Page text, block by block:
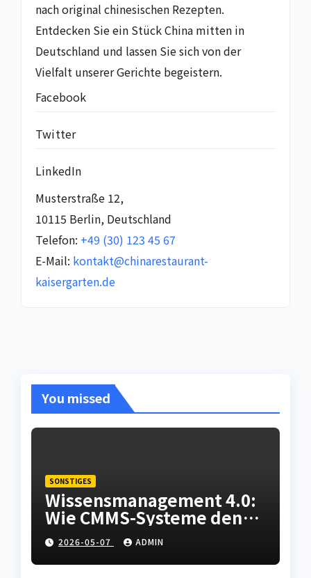
nach original chinesischen Rezepten.
Entdecken Sie ein Stück China mitten in
Deutschland und lassen Sie sich von der
Vielfalt unserer Gerichte begeistern.
Facebook
Twitter
LinkedIn
Musterstraße 12,
10115 Berlin, Deutschland
Telefon: +49 (30) 123 45 67
E-Mail: kontakt@chinarestaurant-
kaisergarten.de
You missed
SONSTIGES
Wissensmanagement 4.0:
Wie CMMS-Systeme den
Fachkräftemangel in der
Instandhaltung abfedern
2026-05-07 ADMIN